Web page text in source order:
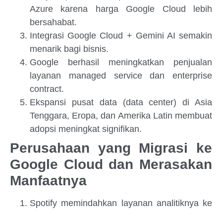
Azure karena harga Google Cloud lebih
bersahabat.
Integrasi Google Cloud + Gemini AI semakin
menarik bagi bisnis.
Google berhasil meningkatkan penjualan
layanan managed service dan enterprise
contract.
Ekspansi pusat data (data center) di Asia
Tenggara, Eropa, dan Amerika Latin membuat
adopsi meningkat signifikan.
Perusahaan yang Migrasi ke
Google Cloud dan Merasakan
Manfaatnya
Spotify memindahkan layanan analitiknya ke